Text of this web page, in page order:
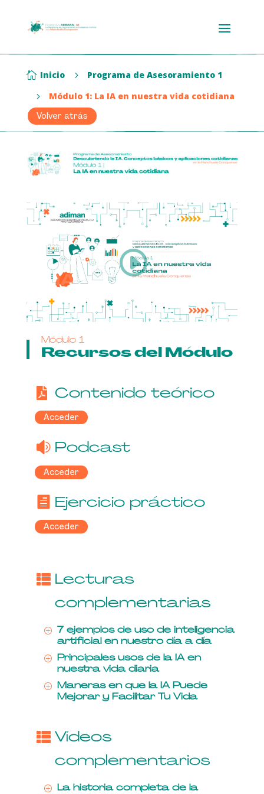
 Inicio 5 Programa de Asesoramiento 1
5 Módulo 1: La IA en nuestra vida cotidiana
Volver atrás
Módulo 1
Recursos del Módulo
Contenido teórico
Acceder
Podcast
Acceder
Ejercicio práctico
Acceder
Lecturas
complementarias
P
7 ejemplos de uso de inteligencia
artificial en nuestro día a día
P
Principales usos de la IA en
nuestra vida diaria
P
Maneras en que la IA Puede
Mejorar y Facilitar Tu Vida
Vídeos
complementarios
P
La historia completa de la